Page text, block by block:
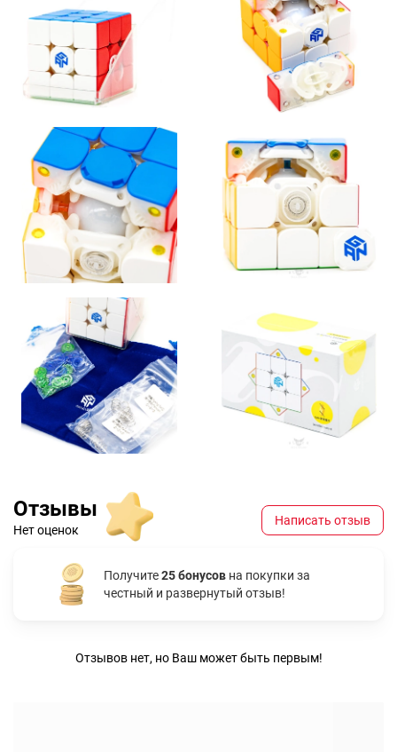
собирать кубики.
Ган 356 Ай Керри Эс 3х3х3 — умный кубик Рубика, который
подойдет как новичкам, которые только учатся собирать 3х3,
так и профессионалам, которые хотят сохранять результаты в
электронном виде и соревноваться онлайн.
Отзывы
Нет оценок
Написать отзыв
Получите25 бонусов на покупки за
честный и развернутый отзыв!
Отзывов нет, но Ваш может быть первым!